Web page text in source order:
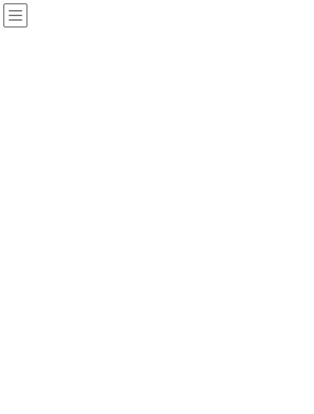
コ
ン
ナ
ビ
教材共有サイト2.0−高大連携歴史教育研究